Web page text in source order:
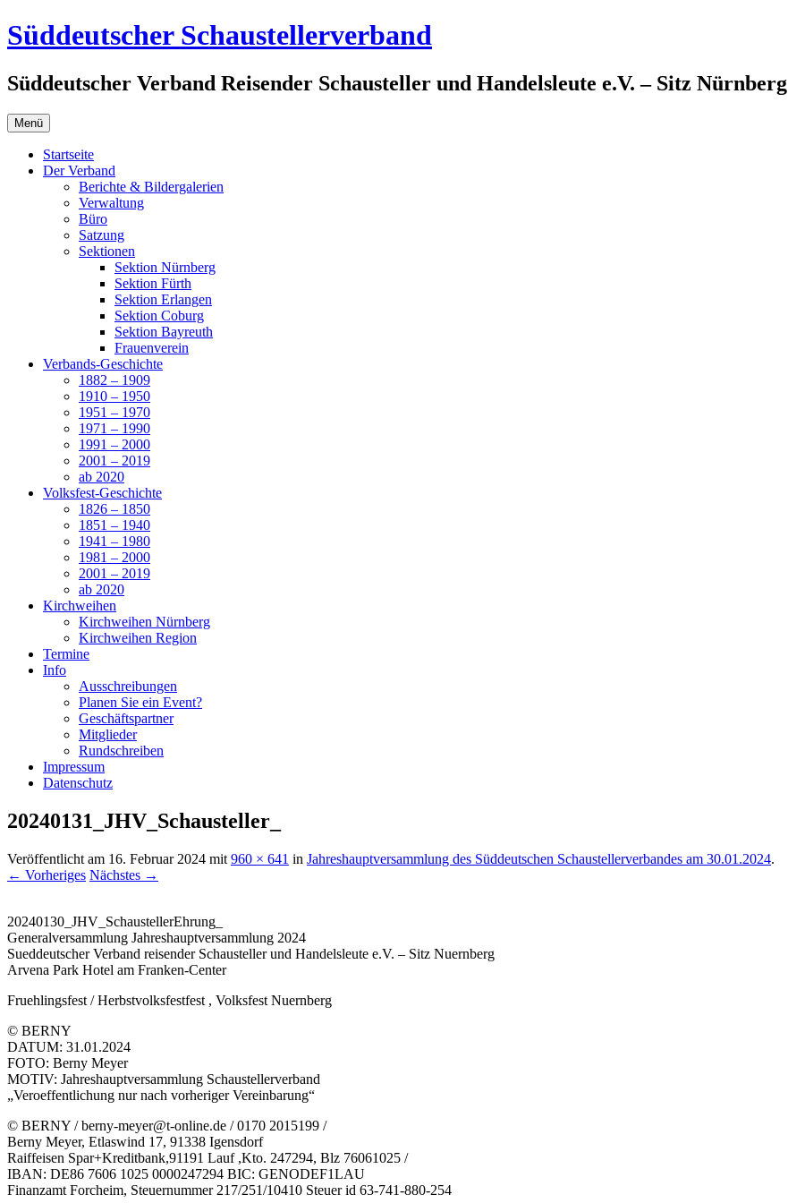
Zum
Inhalt
Süddeutscher Schaustellerverband
Süddeutscher Verband Reisender Schausteller und Handelsleute e.V. – Sitz Nürnberg
Menü
Startseite
Der Verband
Berichte & Bildergalerien
Verwaltung
Büro
Satzung
Sektionen
Sektion Nürnberg
Sektion Fürth
Sektion Erlangen
Sektion Coburg
Sektion Bayreuth
Frauenverein
Verbands-Geschichte
1882 – 1909
1910 – 1950
1951 – 1970
1971 – 1990
1991 – 2000
2001 – 2019
ab 2020
Volksfest-Geschichte
1826 – 1850
1851 – 1940
1941 – 1980
1981 – 2000
2001 – 2019
ab 2020
Kirchweihen
Kirchweihen Nürnberg
Kirchweihen Region
Termine
Info
Ausschreibungen
Planen Sie ein Event?
Geschäftspartner
Mitglieder
Rundschreiben
Impressum
Datenschutz
20240131_JHV_Schausteller_
Veröffentlicht am 16. Februar 2024 mit 960 × 641 in Jahreshauptversammlung des Süddeutschen Schaustellerverbandes am 30.01.2024.
← Vorheriges Nächstes →
20240130_JHV_SchaustellerEhrung_
Generalversammlung Jahreshauptversammlung 2024
Sueddeutscher Verband reisender Schausteller und Handelsleute e.V. – Sitz Nuernberg
Arvena Park Hotel am Franken-Center
Fruehlingsfest / Herbstvolksfestfest , Volksfest Nuernberg
© BERNY
DATUM: 31.01.2024
FOTO: Berny Meyer
MOTIV: Jahreshauptversammlung Schaustellerverband
„Veroeffentlichung nur nach vorheriger Vereinbarung“
© BERNY / berny-meyer@t-online.de / 0170 2015199 /
Berny Meyer, Etlaswind 17, 91338 Igensdorf
Raiffeisen Spar+Kreditbank,91191 Lauf ,Kto. 247294, Blz 76061025 /
IBAN: DE86 7606 1025 0000247294 BIC: GENODEF1LAU
Finanzamt Forcheim, Steuernummer 217/251/10410 Steuer id 63-741-880-254